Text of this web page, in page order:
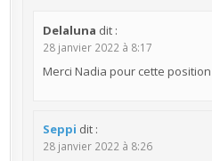
Delaluna dit :
28 janvier 2022 à 8:17
Merci Nadia pour cette
Seppi dit :
28 janvier 2022 à 8:26